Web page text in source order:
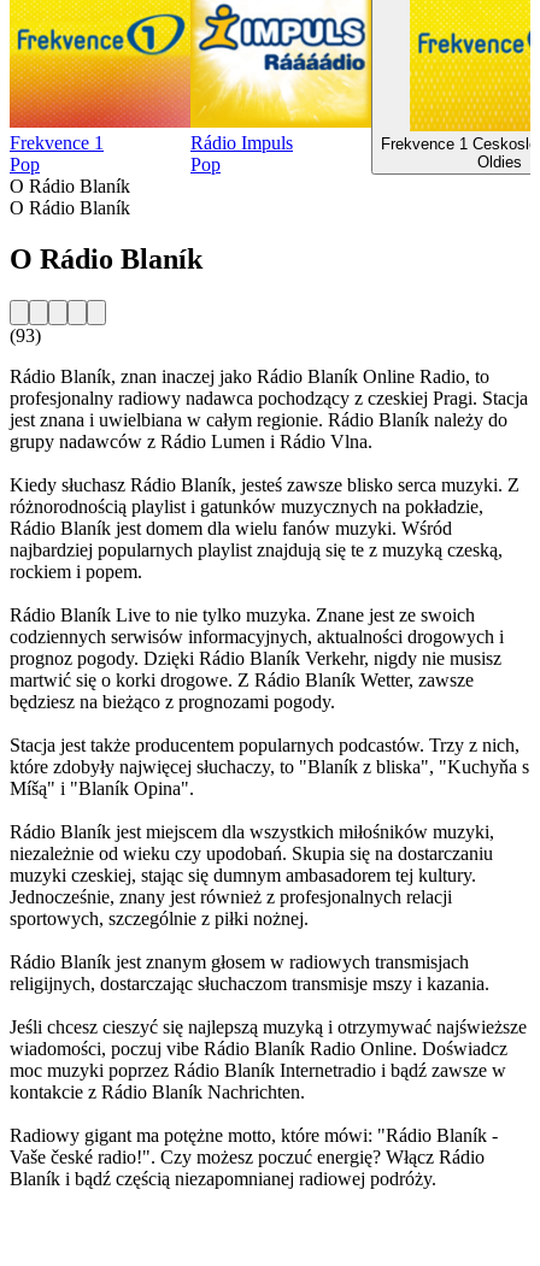
Frekvence 1
Pop
Rádio Impuls
Pop
Frekvence 1
Oldies
O Rádio Blaník
O Rádio Blaník
O Rádio Blaník
(93)
Rádio Blaník, znan inaczej jako Rádio Blaník Online Radio, to
profesjonalny radiowy nadawca pochodzący z czeskiej Pragi. Stacja
jest znana i uwielbiana w całym regionie. Rádio Blaník należy do
grupy nadawców z Rádio Lumen i Rádio Vlna.
Kiedy słuchasz Rádio Blaník, jesteś zawsze blisko serca muzyki. Z
różnorodnością playlist i gatunków muzycznych na pokładzie,
Rádio Blaník jest domem dla wielu fanów muzyki. Wśród
najbardziej popularnych playlist znajdują się te z muzyką czeską,
rockiem i popem.
Rádio Blaník Live to nie tylko muzyka. Znane jest ze swoich
codziennych serwisów informacyjnych, aktualności drogowych i
prognoz pogody. Dzięki Rádio Blaník Verkehr, nigdy nie musisz
martwić się o korki drogowe. Z Rádio Blaník Wetter, zawsze
będziesz na bieżąco z prognozami pogody.
Stacja jest także producentem popularnych podcastów. Trzy z nich,
które zdobyły najwięcej słuchaczy, to "Blaník z bliska", "Kuchyňa s
Míšą" i "Blaník Opina".
Rádio Blaník jest miejscem dla wszystkich miłośników muzyki,
niezależnie od wieku czy upodobań. Skupia się na dostarczaniu
muzyki czeskiej, stając się dumnym ambasadorem tej kultury.
Jednocześnie, znany jest również z profesjonalnych relacji
sportowych, szczególnie z piłki nożnej.
Rádio Blaník jest znanym głosem w radiowych transmisjach
religijnych, dostarczając słuchaczom transmisje mszy i kazania.
Jeśli chcesz cieszyć się najlepszą muzyką i otrzymywać najświeższe
wiadomości, poczuj vibe Rádio Blaník Radio Online. Doświadcz
moc muzyki poprzez Rádio Blaník Internetradio i bądź zawsze w
kontakcie z Rádio Blaník Nachrichten.
Radiowy gigant ma potężne motto, które mówi: "Rádio Blaník -
Vaše české radio!". Czy możesz poczuć energię? Włącz Rádio
Blaník i bądź częścią niezapomnianej radiowej podróży.